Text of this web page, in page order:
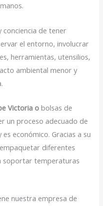
conciencia de tener
el entorno, involucrar
herramientas, utensilios,
ambiental menor y
Victoria o bolsas de
un proceso adecuado de
económico. Gracias a su
diferentes
soportar temperaturas
nuestra empresa de